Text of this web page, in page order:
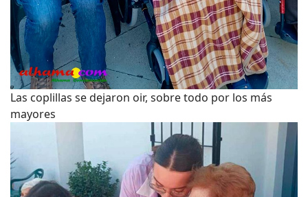
Las coplillas se dejaron oir, sobre todo por los más
mayores